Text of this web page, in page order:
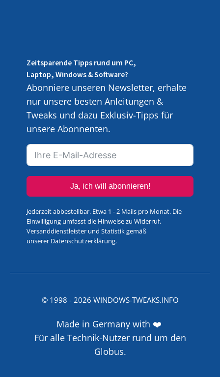
Zeitsparende Tipps rund um PC,
Laptop, Windows & Software?
Abonniere unseren Newsletter, erhalte
nur unsere besten Anleitungen &
Tweaks und dazu Exklusiv-Tipps für
unsere Abonnenten.
Ja, ich will abonnieren!
Jederzeit abbestellbar. Etwa 1 - 2 Mails pro Monat. Die
Einwilligung umfasst die Hinweise zu Widerruf,
Versanddienstleister und Statistik gemäß
unserer Datenschutzerklärung.
© 1998 - 2026 WINDOWS-TWEAKS.INFO
Made in Germany with ❤️
Für alle Technik-Nutzer rund um den
Globus.